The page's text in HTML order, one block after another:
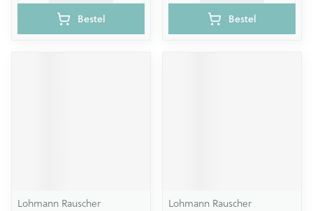
Bestel Bestel
Lohmann Rauscher Lohmann Rauscher